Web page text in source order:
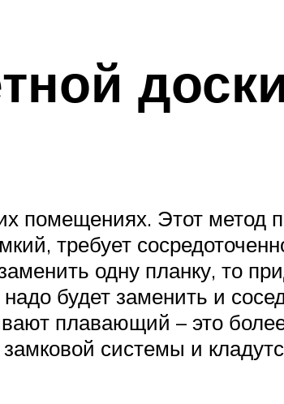
помещениях. Этот метод
требует
одну планку, то
будет заменить и
плавающий – это
системы и